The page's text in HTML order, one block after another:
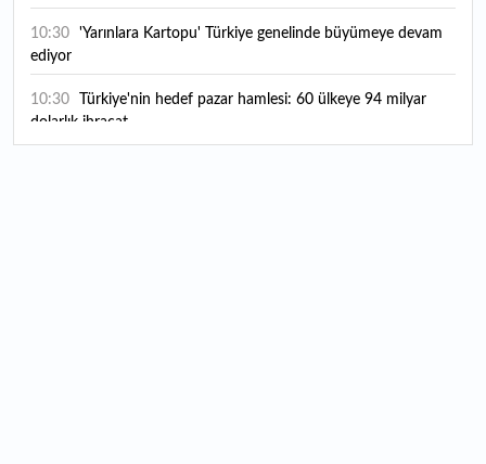
10:30
ediyor
10:30
dolarlık ihracat